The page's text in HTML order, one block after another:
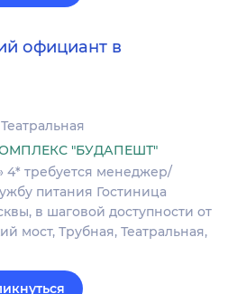
официант в
Театральная
"БУДАПЕШТ"
4* требуется менеджер/
питания Гостиница
в шаговой доступности от
мост, Трубная, Театральная,